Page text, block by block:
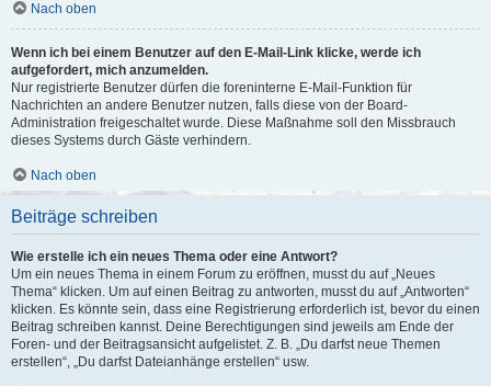
Nach oben
Wenn ich bei einem Benutzer auf den E-Mail-Link klicke, werde ich
aufgefordert, mich anzumelden.
Nur registrierte Benutzer dürfen die foreninterne E-Mail-Funktion für
Nachrichten an andere Benutzer nutzen, falls diese von der Board-
Administration freigeschaltet wurde. Diese Maßnahme soll den Missbrauch
dieses Systems durch Gäste verhindern.
Nach oben
Beiträge schreiben
Wie erstelle ich ein neues Thema oder eine Antwort?
Um ein neues Thema in einem Forum zu eröffnen, musst du auf „Neues
Thema“ klicken. Um auf einen Beitrag zu antworten, musst du auf „Antworten“
klicken. Es könnte sein, dass eine Registrierung erforderlich ist, bevor du einen
Beitrag schreiben kannst. Deine Berechtigungen sind jeweils am Ende der
Foren- und der Beitragsansicht aufgelistet. Z. B. „Du darfst neue Themen
erstellen“, „Du darfst Dateianhänge erstellen“ usw.